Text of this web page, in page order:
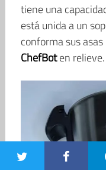
tiene una
está unida a un
conforma sus
ChefBoten relieve.